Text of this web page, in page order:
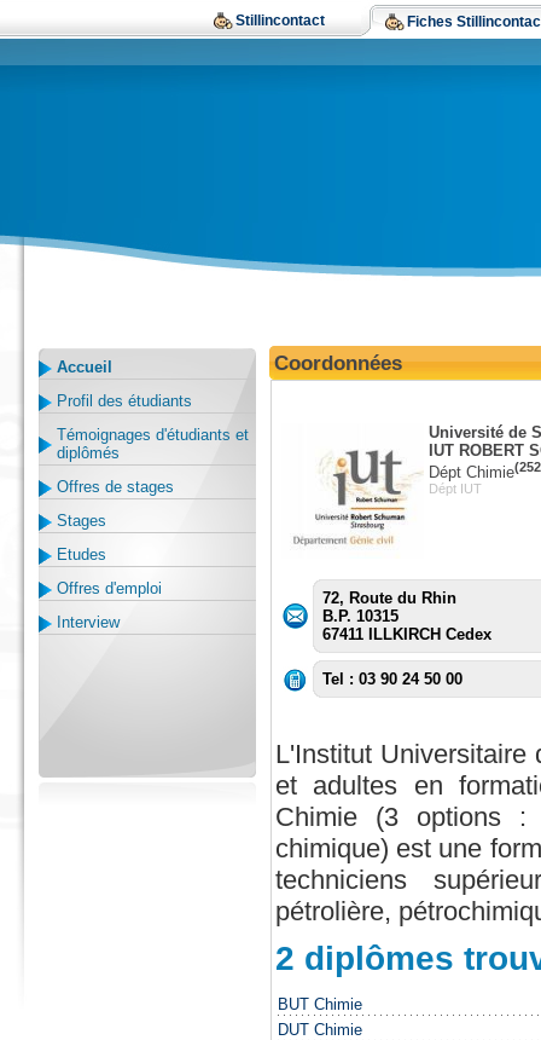
Stillincontact Fiches
Accueil
Profil des étudiants
Témoignages d'étudiants et
diplômés
Offres de stages
Stages
Etudes
Offres d'emploi
Interview
Coordonnées
Université de
IUT ROBERT
Dépt Chimie
Dépt IUT
72, Route du Rhin
B.P. 10315
67411 ILLKIRCH Cedex
Tel : 03 90 24 50 00
L'Institut Universitaire
et adultes en
Chimie (3 options :
chimique) est une
techniciens
pétrolière,
2 diplômes
BUT Chimie
DUT Chimie